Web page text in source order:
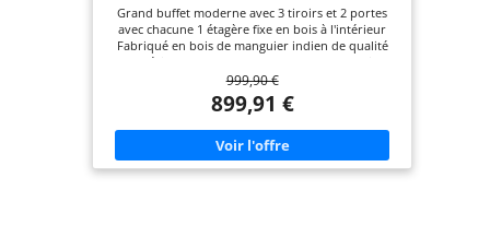
Grand buffet moderne avec 3 tiroirs et 2 portes
avec chacune 1 étagère fixe en bois à l'intérieur
Fabriqué en bois de manguier indien de qualité
supérieure avec une structure en fer massif
180x40x77 cm (LxPxH) - livré monté Qualité : chez
MASSIVMOEBEL24.DE nous attachons une grande
importance à la qualité et à la durabilité. Ainsi,
nous enrichissons votre maison avec des meubles
solides et beaux en bois massif, dont vous
profiterez longtemps
999,90 €
899,91 €